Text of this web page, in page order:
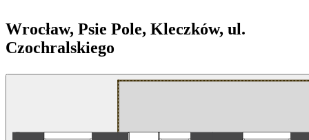
Wrocław, Psie Pole, Kleczków, ul.
Czochralskiego